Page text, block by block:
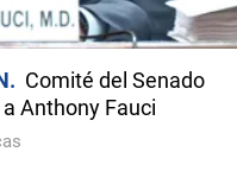
Comité del Senado
Anthony Fauci